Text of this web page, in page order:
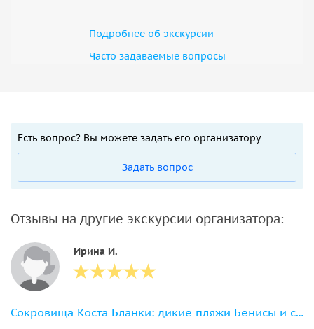
Подробнее об экскурсии
Часто задаваемые вопросы
Есть вопрос? Вы можете задать его организатору
Задать вопрос
Отзывы на другие экскурсии организатора:
Ирина И.
Сокровища Коста Бланки: дикие пляжи Бенисы и средневековые Кальпе и Алтея